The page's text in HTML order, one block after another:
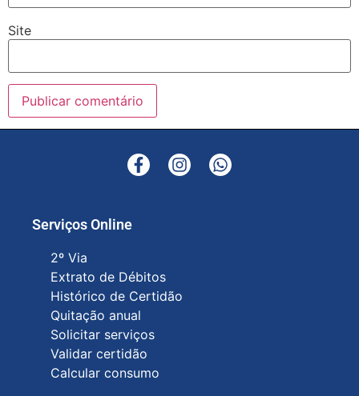
Site
Serviços Online
2º Via
Extrato de Débitos
Histórico de Certidão
Quitação anual
Solicitar serviços
Validar certidão
Calcular consumo